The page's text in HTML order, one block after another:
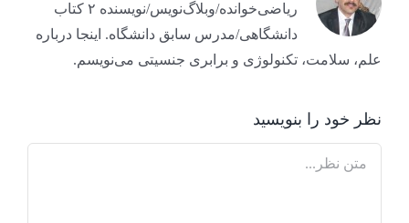
ریاضی‌خوانده/وبلاگ‌نویس/نویسنده ۲ کتاب
دانشگاهی/مدرس سابق دانشگاه. اینجا درباره
علم، سلامت، تکنولوژی و برابری جنسیتی می‌نویسم.
نظر خود را بنویسید
Comment